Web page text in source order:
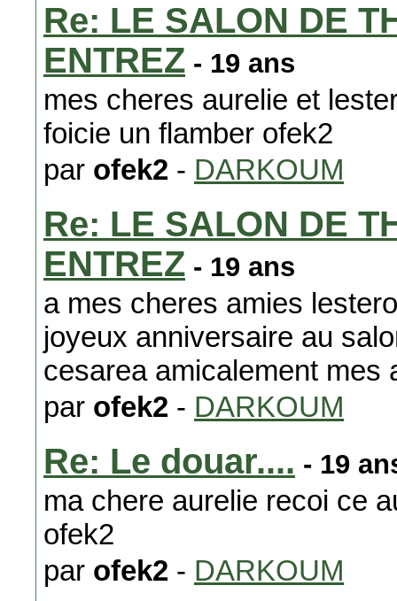
Re: LE SALON DE
ENTREZ - 19 ans
mes cheres aurelie et
foicie un flamber ofek2
par ofek2 - DARKOUM
Re: LE SALON DE
ENTREZ - 19 ans
a mes cheres amies
joyeux anniversaire au
cesarea amicalement mes
par ofek2 - DARKOUM
Re: Le douar.... - 19
ma chere aurelie recoi ce
ofek2
par ofek2 - DARKOUM